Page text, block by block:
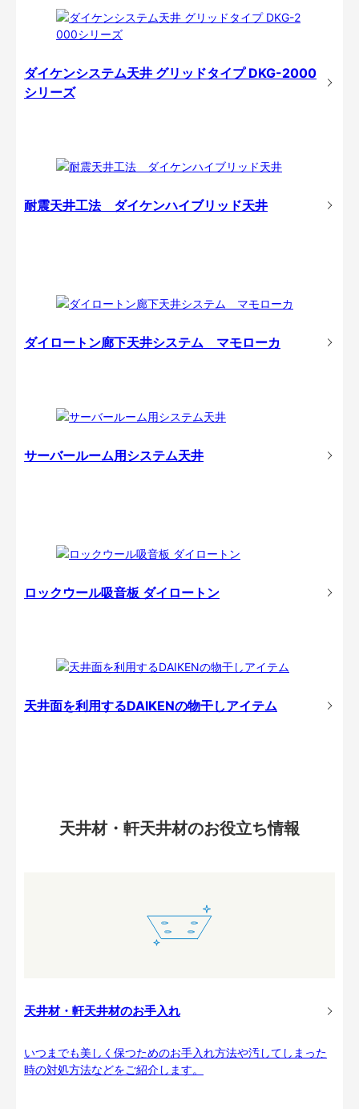
ダイケンシステム天井 グリッドタイプ DKG-2000
シリーズ
耐震天井工法 ダイケンハイブリッド天井
ダイロートン廊下天井システム マモローカ
サーバールーム用システム天井
ロックウール吸音板 ダイロートン
天井面を利用するDAIKENの物干しアイテム
天井材・軒天井材のお役立ち情報
天井材・軒天井材のお手入れ
いつまでも美しく保つためのお手入れ方法や汚してしまった
時の対処方法などをご紹介します。